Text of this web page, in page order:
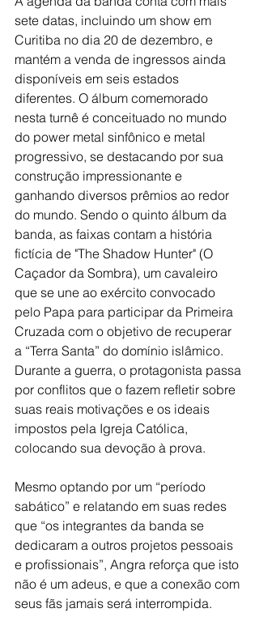
sete datas, incluindo um show em
Curitiba no dia 20 de dezembro, e
mantém a venda de ingressos ainda
disponíveis em seis estados
diferentes. O álbum comemorado
nesta turnê é conceituado no mundo
do power metal sinfônico e metal
progressivo, se destacando por sua
construção impressionante e
ganhando diversos prêmios ao redor
do mundo. Sendo o quinto álbum da
banda, as faixas contam a história
fictícia de "The Shadow Hunter" (O
Caçador da Sombra), um cavaleiro
que se une ao exército convocado
pelo Papa para participar da Primeira
Cruzada com o objetivo de recuperar
a “Terra Santa” do domínio islâmico.
Durante a guerra, o protagonista passa
por conflitos que o fazem refletir sobre
suas reais motivações e os ideais
impostos pela Igreja Católica,
colocando sua devoção à prova.
Mesmo optando por um “período
sabático” e relatando em suas redes
que “os integrantes da banda se
dedicaram a outros projetos pessoais
e profissionais”, Angra reforça que isto
não é um adeus, e que a conexão com
seus fãs jamais será interrompida.